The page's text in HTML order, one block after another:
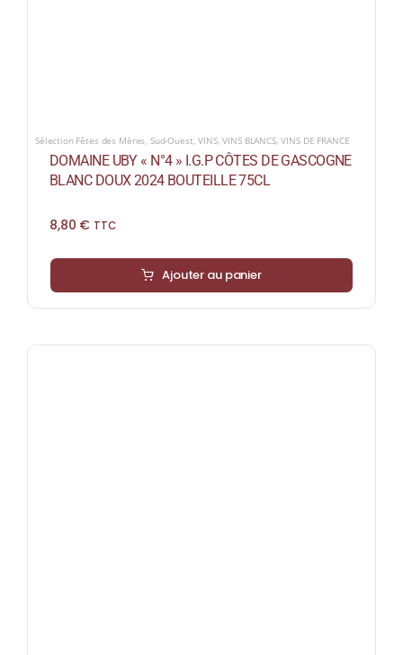
Sélection Fêtes des Mères, Sud-Ouest,VINS,VINS BLANCS,VINS DE FRANCE
DOMAINE UBY « N°4 » I.G.P CÔTES DE GASCOGNE
BLANC DOUX 2024 BOUTEILLE 75CL
8,80 € TTC
Ajouter au panier